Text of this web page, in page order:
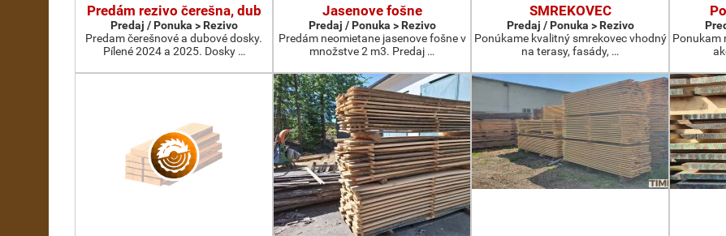
Predám rezivo čerešna, dub
Predaj / Ponuka > Rezivo
Predam čerešnové a dubové dosky.
Pílené 2024 a 2025. Dosky …
Jasenove fošne
Predaj / Ponuka > Rezivo
Predám neomietane jasenove fošne v
množstve 2 m3. Predaj …
SMREKOVEC
Predaj / Ponuka > Rezivo
Ponúkame kvalitný smrekovec vhodný
na terasy, fasády, …
Ponukam